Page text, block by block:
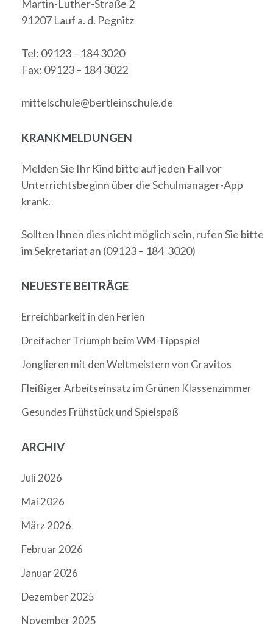
Martin-Luther-Straße 2
91207 Lauf a. d. Pegnitz
Tel: 09123 – 184 3020
Fax: 09123 – 184 3022
mittelschule@bertleinschule.de
KRANKMELDUNGEN
Melden Sie Ihr Kind bitte auf jeden Fall vor
Unterrichtsbeginn über die Schulmanager-App
krank.
Sollten Ihnen dies nicht möglich sein, rufen Sie bitte
im Sekretariat an (09123 – 184 3020)
NEUESTE BEITRÄGE
Erreichbarkeit in den Ferien
Dreifacher Triumph beim WM-Tippspiel
Jonglieren mit den Weltmeistern von Gravitos
Fleißiger Arbeitseinsatz im Grünen Klassenzimmer
Gesundes Frühstück und Spielspaß
ARCHIV
Juli 2026
Mai 2026
März 2026
Februar 2026
Januar 2026
Dezember 2025
November 2025